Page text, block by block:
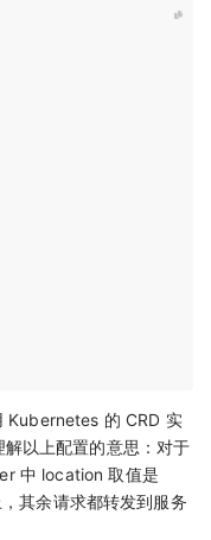
Kubernetes 的 CRD 实
以上配置的意思：对于
中 location 取值是
其余请求都转发到服务